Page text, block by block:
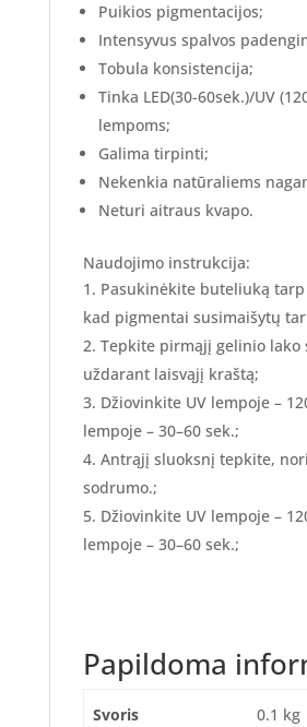
Puikios pigmentacijos;
Intensyvus spalvos
Tobula konsistencija;
Tinka LED(30-60sek.)/UV
lempoms;
Galima tirpinti;
Nekenkia natūraliems
Neturi aitraus kvapo.
Naudojimo instrukcija:
Pasukinėkite buteliuką
kad pigmentai susimaišytų
Tepkite pirmąjį gelinio lako
uždarant laisvąjį kraštą;
Džiovinkite UV lempoje –
lempoje – 30–60 sek.;
Antrąjį sluoksnį tepkite,
sodrumo.;
Džiovinkite UV lempoje –
lempoje – 30–60 sek.;
Papildoma
Svoris 0.1 kg